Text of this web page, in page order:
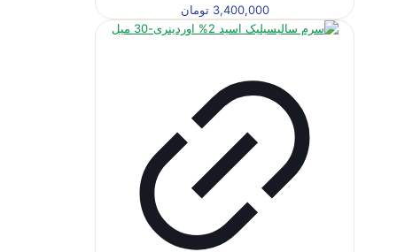
3,400,000 تومان